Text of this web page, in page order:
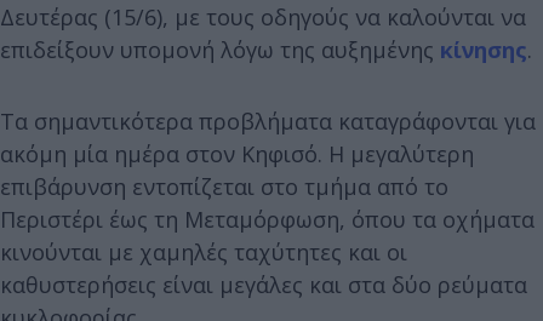
Δευτέρας (15/6), με τους οδηγούς να καλούνται να
επιδείξουν υπομονή λόγω της αυξημένης κίνησης.
Τα σημαντικότερα προβλήματα καταγράφονται για
ακόμη μία ημέρα στον Κηφισό. Η μεγαλύτερη
επιβάρυνση εντοπίζεται στο τμήμα από το
Περιστέρι έως τη Μεταμόρφωση, όπου τα οχήματα
κινούνται με χαμηλές ταχύτητες και οι
καθυστερήσεις είναι μεγάλες και στα δύο ρεύματα